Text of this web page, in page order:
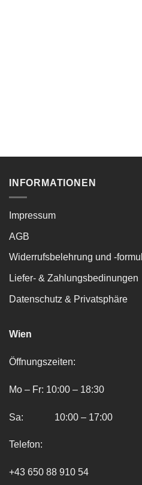
INFORMATIONEN
Impressum
AGB
Widerrufsbelehrung und -
Liefer- & Zahlungsbedinungen
Datenschutz & Privatsphäre
Wien
Öffnungszeiten:
Mo – Fr: 10:00 – 18:30
Sa: 10:00 – 17:00
Telefon:
+43 650 88 910 54